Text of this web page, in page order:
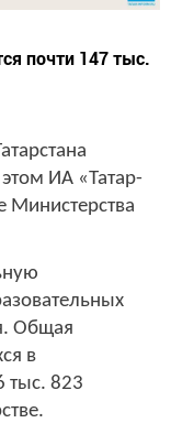
почти 147 тыс.
ИА «Татар-
Министерства
Общая
в
тыс. 823